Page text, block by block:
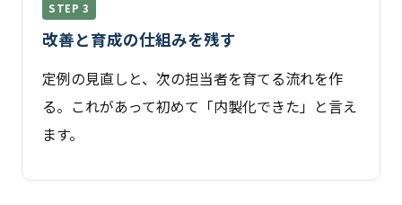
STEP 3
改善と育成の仕組みを残す
定例の見直しと、次の担当者を育てる流れを作
る。これがあって初めて「内製化できた」と言え
ます。